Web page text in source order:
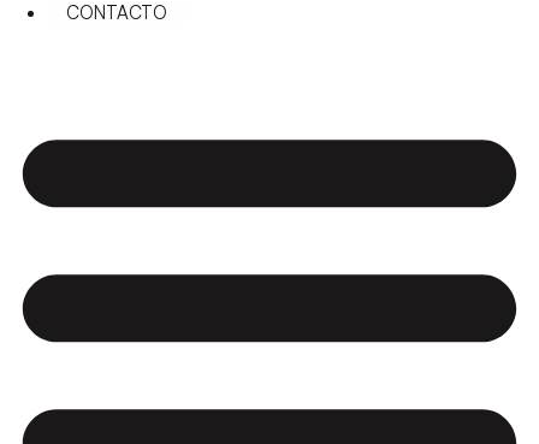
CONTACTO